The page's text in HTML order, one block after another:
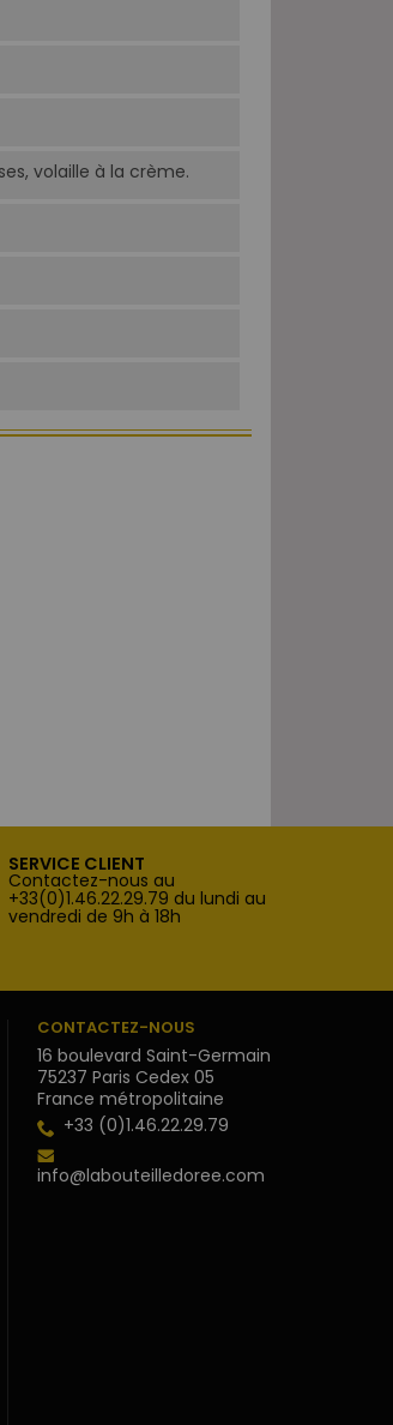
volaille à la crème.
SERVICE CLIENT
Contactez-nous au
+33(0)1.46.22.29.79 du lundi au
vendredi de 9h à 18h
CONTACTEZ-NOUS
16 boulevard Saint-Germain
75237 Paris Cedex 05
France métropolitaine
+33 (0)1.46.22.29.79
info@labouteilledoree.com